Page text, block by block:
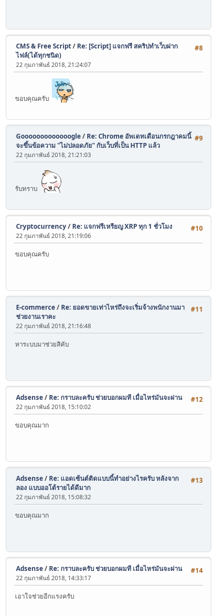
#8
CMS & Free Script/ Re: [Script] แจกฟรี สคริปทำเว็บฝาก
ไฟล์(ได้ทุกชนิด)
22 กุมภาพันธ์ 2018, 21:24:07
ขอบคุณครับ
#9
Gooooooooooooogle/ Re: Chrome อัพเดทเดือนกรกฎาคมนี้
จะขึ้นข้อความ "ไม่ปลอดภัย" กับเว็บที่เป็น HTTP แล้ว
22 กุมภาพันธ์ 2018, 21:21:03
รับทราบ
#10
Cryptocurrency/ Re: แจกฟรีเหรียญ XRP ทุก 1 ชั่วโมง
22 กุมภาพันธ์ 2018, 21:19:06
ขอบคุณครับ
#11
E-commerce/ Re: ยอดขายเท่าไหร่ถึงจะเริ่มจ้างพนักงานมา
ช่วยงานเราคะ
22 กุมภาพันธ์ 2018, 21:16:48
หาระบบมาช่วยสิคับ
#12
Adsense/ Re: กราบละครับ ช่วยบอกผมที เมื่อไหร่มันจะผ่าน
22 กุมภาพันธ์ 2018, 15:10:02
ขอบคุณมาก
#13
Adsense/ Re: แอดเซ้นต์ติดแบบนี้ทำอย่างไรครับ หลังจาก
ลอง แบบออโต้รายได้ดีมาก
22 กุมภาพันธ์ 2018, 15:08:32
ขอบคุณมาก
#14
Adsense/ Re: กราบละครับ ช่วยบอกผมที เมื่อไหร่มันจะผ่าน
22 กุมภาพันธ์ 2018, 14:33:17
เอาใจช่วยอีกแรงครับ